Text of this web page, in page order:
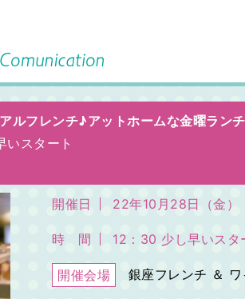
フレンチ♪アットホームな金曜ランチ
いスタート
開催日 22年10月28日（金）
時 間 12：30 少し早いスタ
開催会場 銀座フレンチ ＆